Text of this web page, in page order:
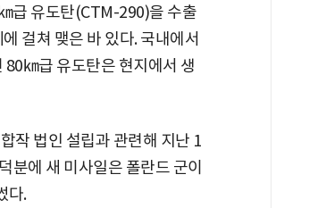
급 유도탄(CTM-290)을 수출
걸쳐 맺은 바 있다. 국내에서
㎞급 유도탄은 현지에서 생
작 법인 설립과 관련해 지난 1
분에 새 미사일은 폴란드 군이
다.